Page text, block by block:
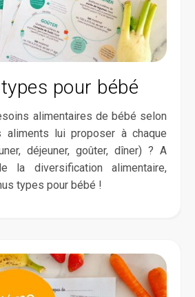
pour bébé
aliments lui proposer à chaque
déjeuner, goûter, dîner) ? A
la diversification alimentaire,
types pour bébé !